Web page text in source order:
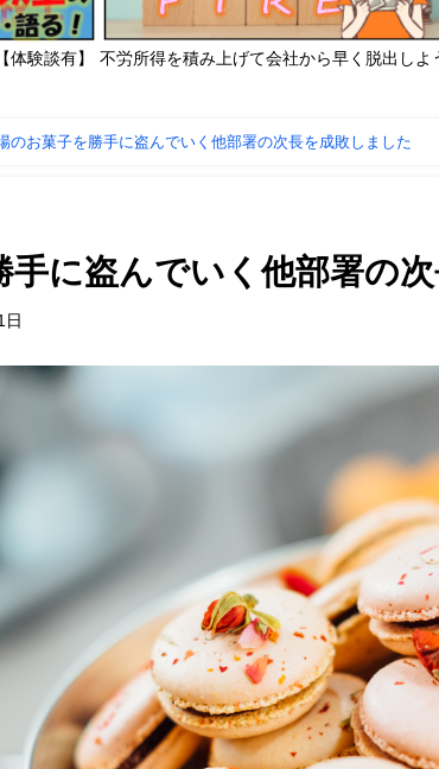
験談有】 不労所得を積み上げて会社から早く脱出しよ
のお菓子を勝手に盗んでいく他部署の次長を成敗しました
手に盗んでいく他部署の
日